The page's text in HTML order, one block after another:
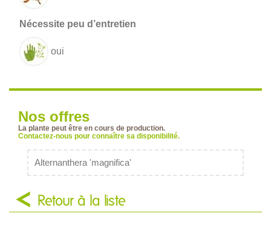
oui
Nos offres
La plante peut être en cours de production.
Contactez-nous pour connaître sa disponibilité.
Alternanthera 'magnifica'
Retour à la liste